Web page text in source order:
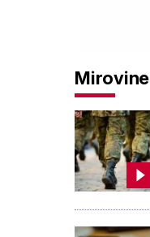
Mirovine